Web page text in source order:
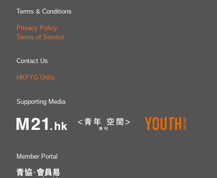
Terms & Conditions
Privacy Policy
Terms of Service
Contact Us
HKFYG Units
Supporting Media
Member Portal